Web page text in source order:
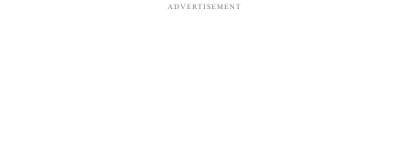
ADVERTISEMENT